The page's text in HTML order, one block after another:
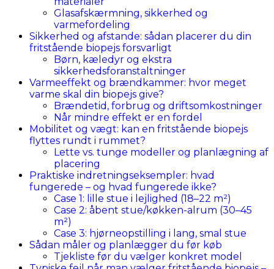
Glasafskærmning, sikkerhed og
varmefordeling
Sikkerhed og afstande: sådan placerer du din
fritstående biopejs forsvarligt
Børn, kæledyr og ekstra
sikkerhedsforanstaltninger
Varmeeffekt og brændkammer: hvor meget
varme skal din biopejs give?
Brændetid, forbrug og driftsomkostninger
Når mindre effekt er en fordel
Mobilitet og vægt: kan en fritstående biopejs
flyttes rundt i rummet?
Lette vs. tunge modeller og planlægning af
placering
Praktiske indretningseksempler: hvad
fungerede – og hvad fungerede ikke?
Case 1: lille stue i lejlighed (18–22 m²)
Case 2: åbent stue/køkken-alrum (30–45
m²)
Case 3: hjørneopstilling i lang, smal stue
Sådan måler og planlægger du før køb
Tjekliste før du vælger konkret model